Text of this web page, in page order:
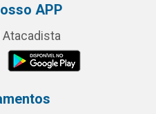
APP
Atacadista